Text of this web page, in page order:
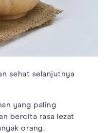
sehat selanjutnya
yang paling
bercita rasa lezat
orang.